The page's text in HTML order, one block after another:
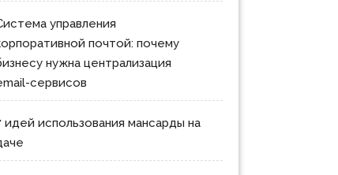
управления
почтой: почему
нужна централизация
сервисов
идей использования мансарды на